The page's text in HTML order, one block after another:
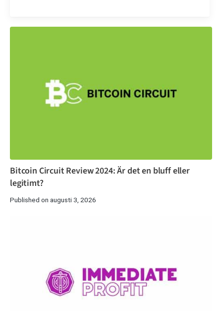
Bitcoin Circuit Review 2024: Är det en bluff eller
legitimt?
Published on augusti 3, 2026